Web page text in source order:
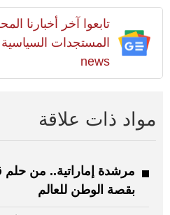
تابعوا آخر أخبارنا
news
مواد ذات علاقة
مرشدة إماراتية.. من حلم
بقصة الوطن للعالم